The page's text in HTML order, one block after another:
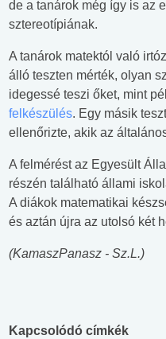
de a tanárok még így is az
sztereotípiának.
A tanárok matektól való
álló teszten mérték, olyan
idegessé teszi őket, mint
felkészülés. Egy másik
ellenőrizte, akik az
A felmérést az Egyesült
részén található állami
A diákok matematikai
és aztán újra az utolsó két
(KamaszPanasz - Sz.L.)
Kapcsolódó címkék